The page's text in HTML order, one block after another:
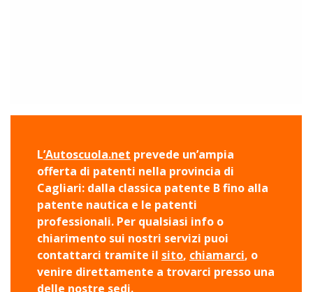
L’Autoscuola.net prevede un’ampia
offerta di patenti nella provincia di
Cagliari: dalla classica patente B fino alla
patente nautica e le patenti
professionali. Per qualsiasi info o
chiarimento sui nostri servizi puoi
contattarci tramite il sito, chiamarci, o
venire direttamente a trovarci presso una
delle nostre sedi.